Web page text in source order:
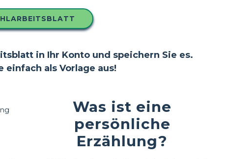
in Ihr Konto und speichern Sie es.
als Vorlage aus!
Was ist eine
persönliche
Erzählung?